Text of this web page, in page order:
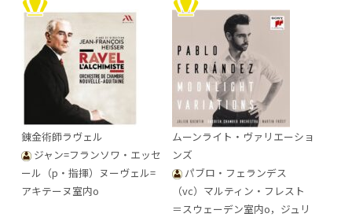
錬金術師ラヴェル
ジャン=フランソワ・エッセ
ール（p・指揮）ヌーヴェル=
アキテーヌ室内o
ムーンライト・ヴァリエーショ
ンズ
パブロ・フェランデス
（vc）マルティン・フレスト
＝スウェーデン室内o，ジュリ